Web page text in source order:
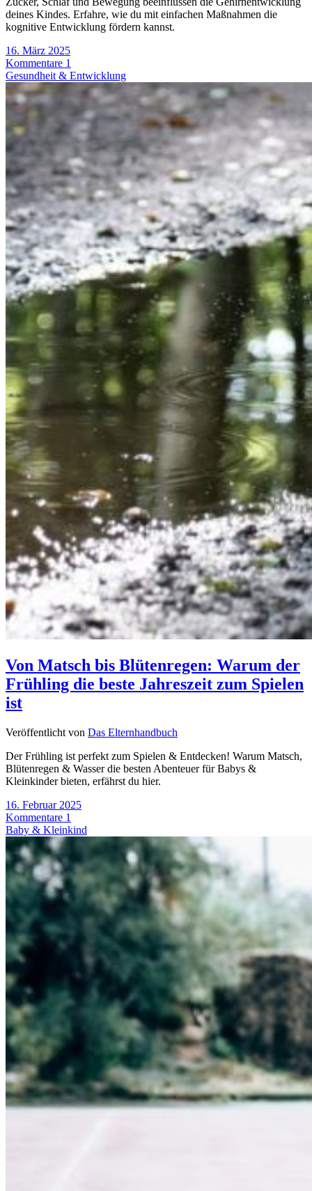
deines Kindes. Erfahre, wie du mit einfachen Maßnahmen die
kognitive Entwicklung fördern kannst.
16. März 2025
Kommentare 1
Gesundheit & Entwicklung
Von Matsch bis Blütenregen: Warum der
Frühling die beste Jahreszeit zum Spielen
ist
Veröffentlicht von Das Elternhandbuch
Der Frühling ist perfekt zum Spielen & Entdecken! Warum Matsch,
Blütenregen & Wasser die besten Abenteuer für Babys &
Kleinkinder bieten, erfährst du hier.
16. Februar 2025
Kommentare 1
Baby & Kleinkind